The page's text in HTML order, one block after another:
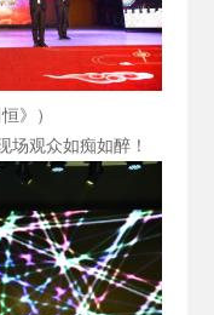
》）
场观众如痴如醉！